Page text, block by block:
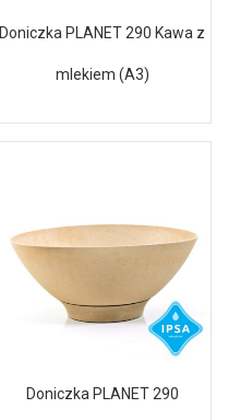
Doniczka PLANET 290 Kawa z
mlekiem (A3)
Doniczka PLANET 290